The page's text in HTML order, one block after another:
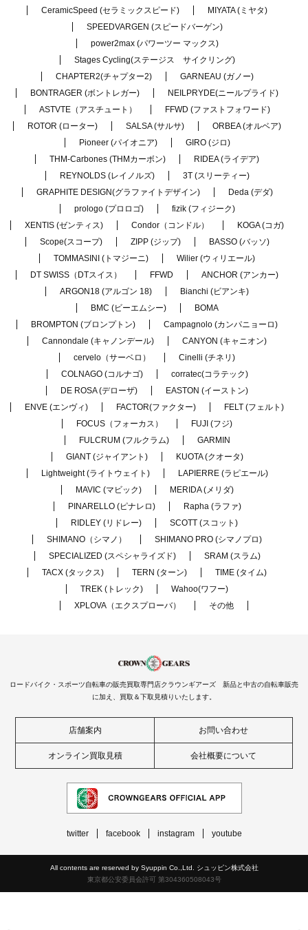
CeramicSpeed (セラミックスピード)
MIYATA (ミヤタ)
SPEEDVARGEN (スピードバーゲン)
power2max (パワーツー マックス)
Stages Cycling(ステージス サイクリング)
CHAPTER2(チャプター2)
GARNEAU (ガノー)
BONTRAGER (ボントレガー)
NEILPRYDE(ニールプライド)
ASTVTE（アスチュート）
FFWD (ファストフォワード)
ROTOR (ローター)
SALSA (サルサ)
ORBEA (オルベア)
Pioneer (パイオニア)
GIRO (ジロ)
THM-Carbones (THMカーボン)
RIDEA (ライデア)
REYNOLDS (レイノルズ)
3T (スリーティー)
GRAPHITE DESIGN(グラファイトデザイン)
Deda (デダ)
prologo (プロロゴ)
fizik (フィジーク)
XENTIS (ゼンティス)
Condor（コンドル）
KOGA (コガ)
Scope(スコープ)
ZIPP (ジップ)
BASSO (バッソ)
TOMMASINI (トマジーニ)
Wilier (ウィリエール)
DT SWISS（DTスイス）
FFWD
ANCHOR (アンカー)
ARGON18 (アルゴン 18)
Bianchi (ビアンキ)
BMC (ビーエムシー)
BOMA
BROMPTON (ブロンプトン)
Campagnolo (カンパニョーロ)
Cannondale (キャノンデール)
CANYON (キャニオン)
cervelo（サーベロ）
Cinelli (チネリ)
COLNAGO (コルナゴ)
corratec(コラテック)
DE ROSA (デローザ)
EASTON (イーストン)
ENVE (エンヴィ)
FACTOR(ファクター)
FELT (フェルト)
FOCUS（フォーカス）
FUJI (フジ)
FULCRUM (フルクラム)
GARMIN
GIANT (ジャイアント)
KUOTA (クオータ)
Lightweight (ライトウェイト)
LAPIERRE (ラピエール)
MAVIC (マビック)
MERIDA (メリダ)
PINARELLO (ピナレロ)
Rapha (ラファ)
RIDLEY (リドレー)
SCOTT (スコット)
SHIMANO（シマノ）
SHIMANO PRO (シマノプロ)
SPECIALIZED (スペシャライズド)
SRAM (スラム)
TACX (タックス)
TERN (ターン)
TIME (タイム)
TREK (トレック)
Wahoo(ワフー)
XPLOVA（エクスプローバ）
その他
ロードバイク・スポーツ自転車の販売買取専門店クラウンギアーズ 新品と中古の自転車販売
に加え、買取＆下取見積りいたします。
店舗案内 お問い合わせ
オンライン買取見積 会社概要について
twitter facebook instagram youtube
All contents are reserved by Syuppin Co.,Ltd. シュッピン株式会社
東京都公安委員会許可 第304360508043号